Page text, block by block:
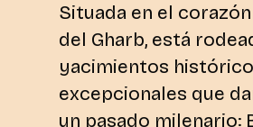
Situada en el
del Gharb, está
yacimientos
excepcionales que
un pasado milenario: